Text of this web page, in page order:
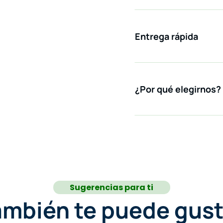
Entrega rápida
¿Por qué elegirnos?
Sugerencias para ti
te puede